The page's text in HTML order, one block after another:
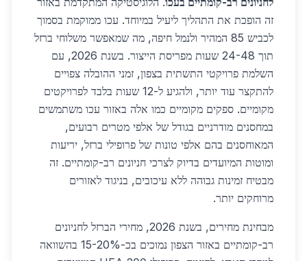
זה הופכת את התהליך ליעיל במיוחד. עכו ממוקמת בסמוך
לכביש 85 המהיר ולנמל חיפה, מה שמאפשר משלוחי ברזל
תוך 24-48 שעות מפריסת הייצור. בשנת 2026, עם
השלמת פרויקטי התשתית בצפון, זמני ההובלה צפויים
להתקצר עוד יותר, ולהגיע ל-12 שעות בלבד לפרויקטים
מקומיים. ספקים מקומיים כמו אלה באזור עכו משתמשים
במחסנים מודרניים בגודל של אלפי מטרים רבועים,
המאוחסנים בהם אלפי טונות של פרופילי ברזל, יריעות
ומוטות המיועדים בדיוק לצרכי חניונים רב-קומתיים. זה
מבטיח זמינות גבוהה ללא עיכובים, בניגוד לאזורים
מרוחקים יותר.
מבחינת מחירים, בשנת 2026, מחירי הברזל לחניונים
רב-קומתיים באזור הצפון נמוכים בכ-15-20% בהשוואה